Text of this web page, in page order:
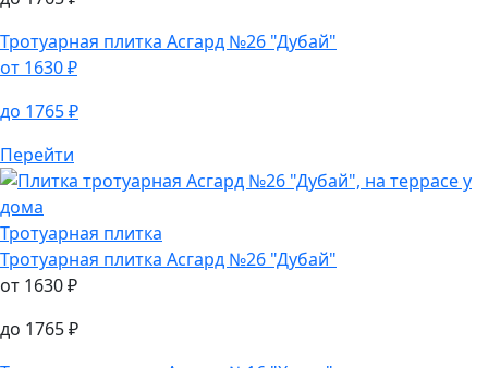
Тротуарная плитка
Тротуарная плитка Асгард №4 "Степь"
от 1630₽
до 1765₽
Тротуарная плитка
от1630₽
до1765
Перейти
Тротуарная плитка